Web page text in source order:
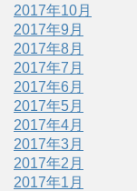
2017年10月
2017年9月
2017年8月
2017年7月
2017年6月
2017年5月
2017年4月
2017年3月
2017年2月
2017年1月